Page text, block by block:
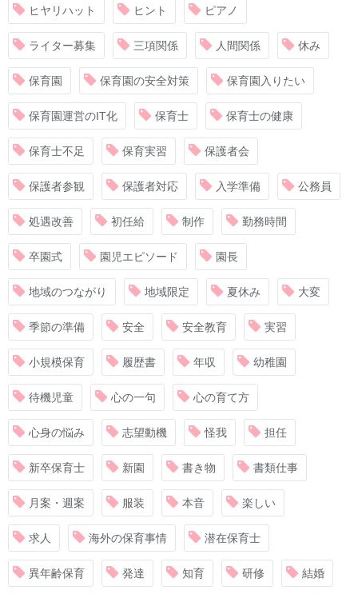
ヒヤリハット ヒント ピアノ
ライター募集 三項関係 人間関係 休み
保育園 保育園の安全対策 保育園入りたい
保育園運営のIT化 保育士 保育士の健康
保育士不足 保育実習 保護者会
保護者参観 保護者対応 入学準備 公務員
処遇改善 初任給 制作 勤務時間
卒園式 園児エピソード 園長
地域のつながり 地域限定 夏休み 大変
季節の準備 安全 安全教育 実習
小規模保育 履歴書 年収 幼稚園
待機児童 心の一句 心の育て方
心身の悩み 志望動機 怪我 担任
新卒保育士 新園 書き物 書類仕事
月案・週案 服装 本音 楽しい
求人 海外の保育事情 潜在保育士
異年齢保育 発達 知育 研修 結婚